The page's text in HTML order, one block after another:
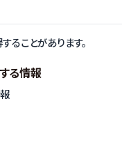
ることがあります。
る情報